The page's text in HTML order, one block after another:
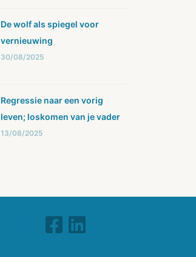
De wolf als spiegel voor
vernieuwing
30/08/2025
Regressie naar een vorig
leven; loskomen van je vader
13/08/2025